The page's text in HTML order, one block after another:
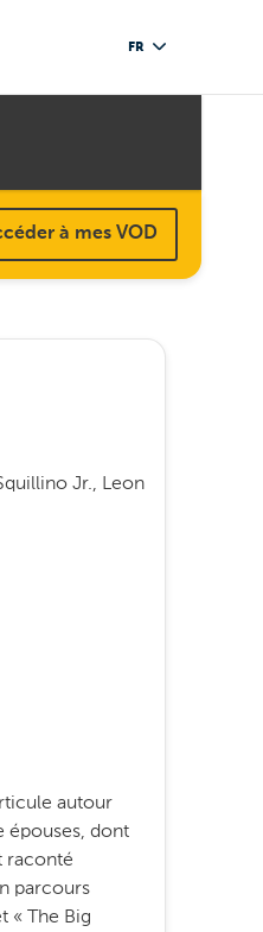
FR
à mes VOD
Jr., Leon
autour
épouses, dont
raconté
parcours
« The Big